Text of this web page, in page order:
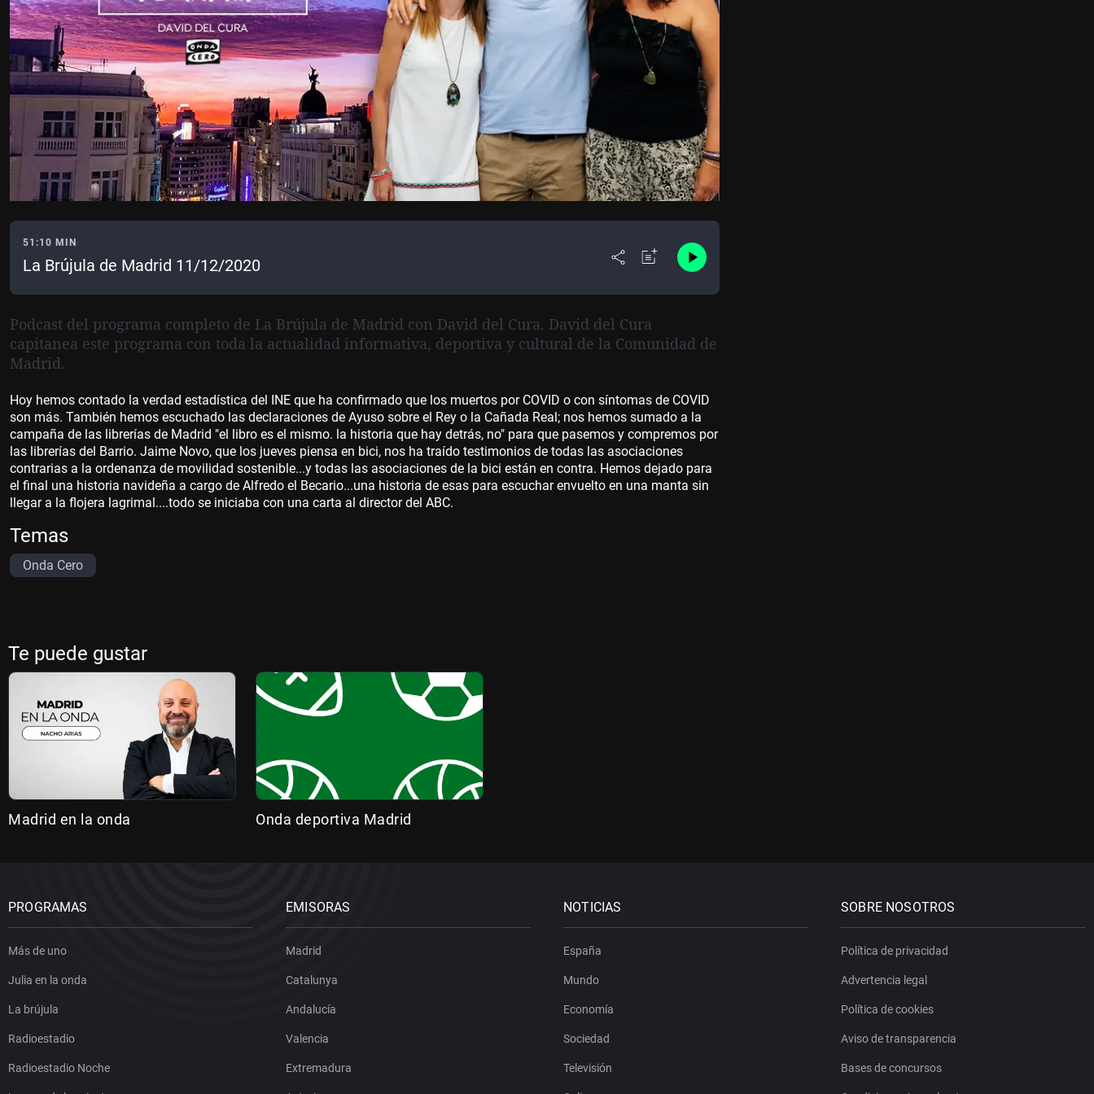
51:10 MIN
La Brújula de Madrid 11/12/2020
Podcast del programa completo de La Brújula de Madrid con David del Cura. David del Cura
capitanea este programa con toda la actualidad informativa, deportiva y cultural de la Comunidad de
Madrid.
Hoy hemos contado la verdad estadística del INE que ha confirmado que los muertos por COVID o con síntomas de COVID
son más. También hemos escuchado las declaraciones de Ayuso sobre el Rey o la Cañada Real; nos hemos sumado a la
campaña de las librerías de Madrid "el libro es el mismo. la historia que hay detrás, no" para que pasemos y compremos por
las librerías del Barrio. Jaime Novo, que los jueves piensa en bici, nos ha traído testimonios de todas las asociaciones
contrarias a la ordenanza de movilidad sostenible...y todas las asociaciones de la bici están en contra. Hemos dejado para
el final una historia navideña a cargo de Alfredo el Becario...una historia de esas para escuchar envuelto en una manta sin
llegar a la flojera lagrimal....todo se iniciaba con una carta al director del ABC.
Temas
Onda Cero
Te puede gustar
Madrid en la onda Onda deportiva Madrid
PROGRAMAS
Más de uno
Julia en la onda
La brújula
Radioestadio
Radioestadio Noche
EMISORAS
Madrid
Catalunya
Andalucía
Valencia
Extremadura
NOTICIAS
España
Mundo
Economía
Sociedad
Televisión
SOBRE NOSOTROS
Política de privacidad
Advertencia legal
Política de cookies
Aviso de transparencia
Bases de concursos